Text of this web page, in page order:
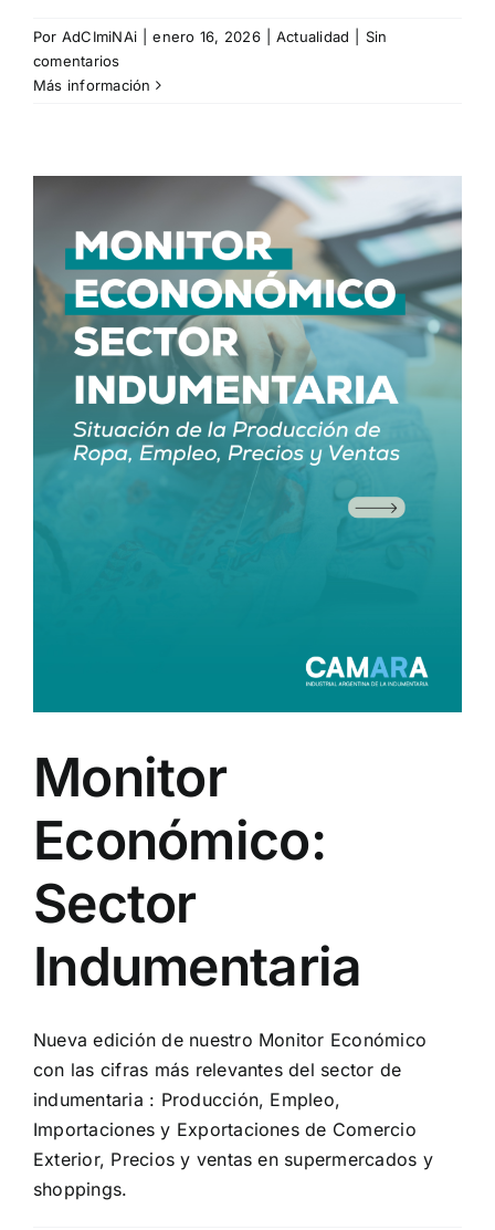
Por AdCImiNAi enero 16, 2026 Actualidad
Sin
comentarios
Más información
Monitor
Económico:
Sector
Indumentaria
Nueva edición de nuestro Monitor Económico
con las cifras más relevantes del sector de
indumentaria : Producción, Empleo,
Importaciones y Exportaciones de Comercio
Exterior, Precios y ventas en supermercados y
shoppings.